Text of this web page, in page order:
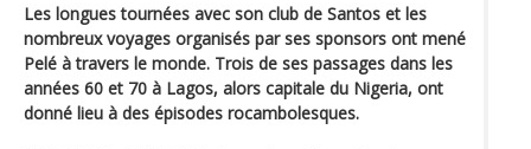
Les longues tournées avec son club de Santos et les
nombreux voyages organisés par ses sponsors ont mené
Pelé à travers le monde. Trois de ses passages dans les
années 60 et 70 à Lagos, alors capitale du Nigeria, ont
donné lieu à des épisodes rocambolesques.